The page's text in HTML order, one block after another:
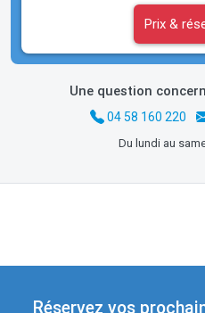
Prix &
Une question
04 58 160 220
Du lundi au
Réservez vos